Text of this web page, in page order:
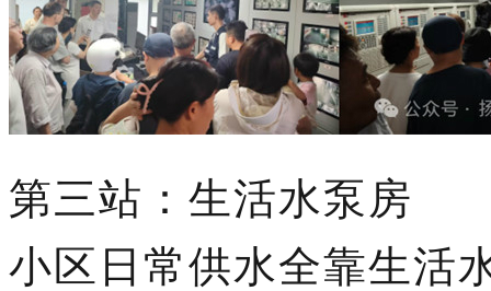
第三站：生活水泵房
小区日常供水全靠生活